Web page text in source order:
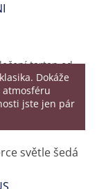
Dokáže
jste jen pár